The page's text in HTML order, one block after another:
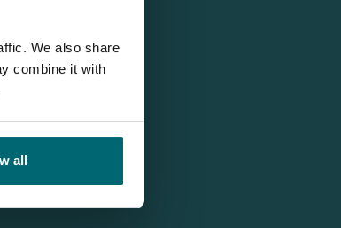
We also share
combine it with
all